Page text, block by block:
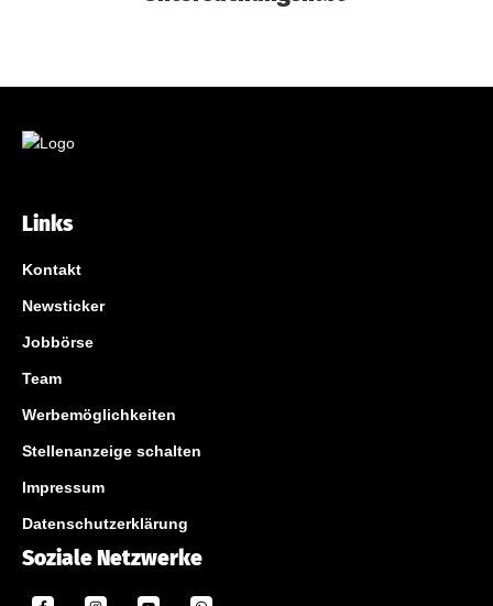
Links
Kontakt
Newsticker
Jobbörse
Team
Werbemöglichkeiten
Stellenanzeige schalten
Impressum
Datenschutzerklärung
Soziale Netzwerke